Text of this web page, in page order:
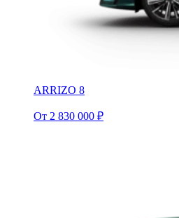
ARRIZO 8
От 2 830 000 ₽